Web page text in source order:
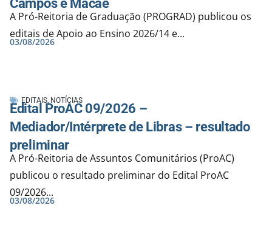
Campos e Macaé
A Pró-Reitoria de Graduação (PROGRAD) publicou os
editais de Apoio ao Ensino 2026/14 e...
03/08/2026
EDITAIS, NOTÍCIAS
Edital ProAC 09/2026 –
Mediador/Intérprete de Libras – resultado
preliminar
A Pró-Reitoria de Assuntos Comunitários (ProAC)
publicou o resultado preliminar do Edital ProAC
09/2026...
03/08/2026